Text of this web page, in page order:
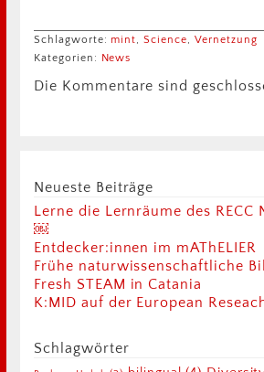
Schlagworte: mint,Science, Vernetzung
Kategorien: News
Die Kommentare sind
Neueste Beiträge
Lerne die Lernräume des RECC
￼
Entdecker:innen im mAThELIER
Frühe naturwissenschaftliche
Fresh STEAM in Catania
K:MID auf der European
Schlagwörter